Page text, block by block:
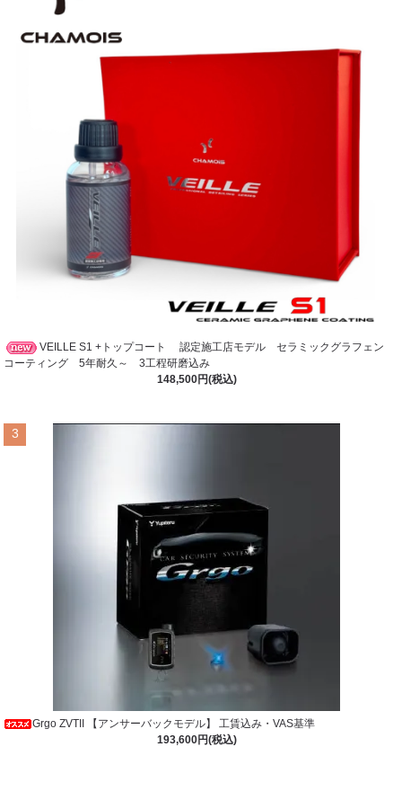
VEILLE S1 +トップコート 認定施工店モデル セラミックグラフェン
コーティング 5年耐久～ 3工程研磨込み
148,500円(税込)
3
Grgo ZVTII 【アンサーバックモデル】 工賃込み・VAS基準
193,600円(税込)